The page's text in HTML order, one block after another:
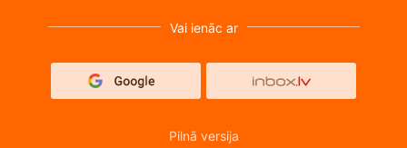
Vai ienāc ar
Pilnā versija